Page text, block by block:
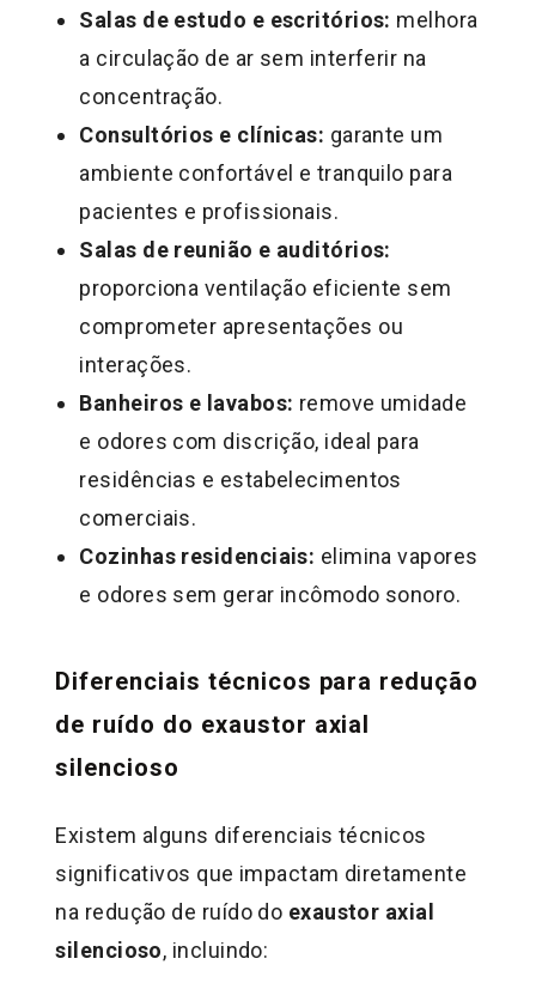
Salas de estudo e escritórios: melhora
a circulação de ar sem interferir na
concentração.
Consultórios e clínicas: garante um
ambiente confortável e tranquilo para
pacientes e profissionais.
Salas de reunião e auditórios:
proporciona ventilação eficiente sem
comprometer apresentações ou
interações.
Banheiros e lavabos: remove umidade
e odores com discrição, ideal para
residências e estabelecimentos
comerciais.
Cozinhas residenciais: elimina vapores
e odores sem gerar incômodo sonoro.
Diferenciais técnicos para redução
de ruído do exaustor axial
silencioso
Existem alguns diferenciais técnicos
significativos que impactam diretamente
na redução de ruído do exaustor axial
silencioso, incluindo: